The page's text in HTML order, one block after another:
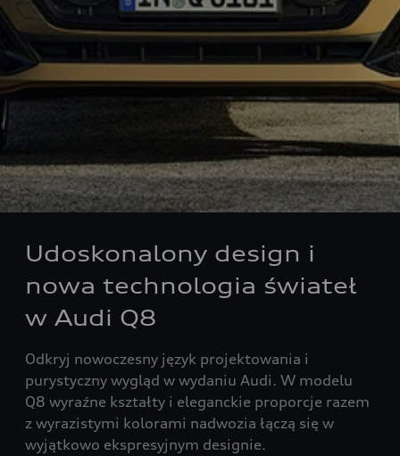
Udoskonalony design i
nowa technologia świateł
w Audi Q8
Odkryj nowoczesny język projektowania i
purystyczny wygląd w wydaniu Audi. W modelu
Q8 wyraźne kształty i eleganckie proporcje razem
z wyrazistymi kolorami nadwozia łączą się w
wyjątkowo ekspresyjnym designie.